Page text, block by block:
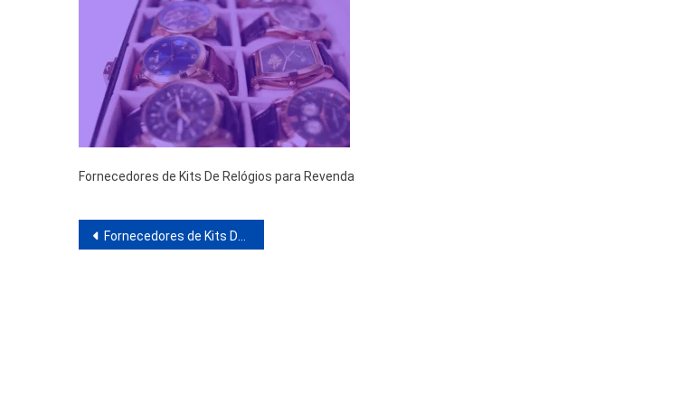
Fornecedores de Kits De Relógios para Revenda
Navegação
Fornecedores de Kits De Relógios para Revenda